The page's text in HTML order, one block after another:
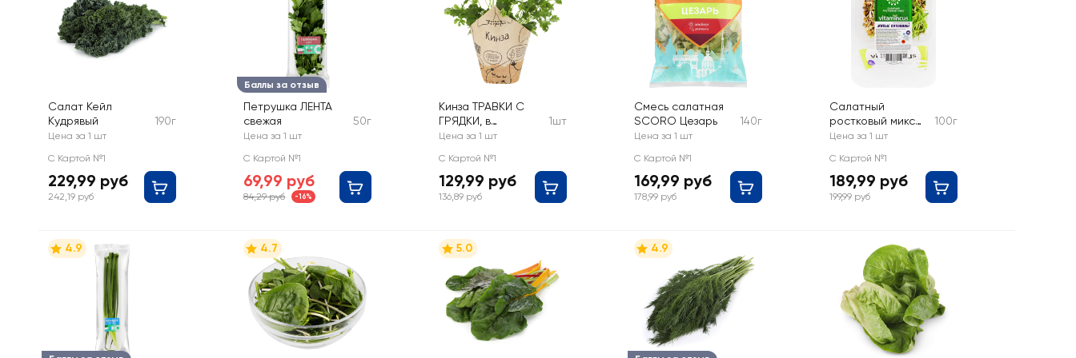
Салат Кейл
Кудрявый
190г
Цена за 1 шт
С Картой №1
229,99 руб
242,19 руб
Баллы за отзыв
Петрушка ЛЕНТА
свежая
50г
Цена за 1 шт
С Картой №1
69,99 руб
84,29 руб -16%
Кинза ТРАВКИ С
ГРЯДКИ, в
горшочке
1шт
Цена за 1 шт
С Картой №1
129,99 руб
136,89 руб
Смесь салатная
SCORO Цезарь
140г
Цена за 1 шт
С Картой №1
169,99 руб
178,99 руб
Салатный
ростковый микс
VITAMINCUS Живые
100г
Цена за 1 шт
С Картой №1
189,99 руб
199,99 руб
4.9 4.7 5.0 4.9